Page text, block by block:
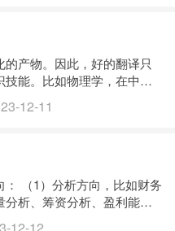
产物。因此，好的翻译只
能。比如物理学，在中国
大学毕业水平，也只能翻
的资料，硕士/博士级别
12-11
（1）分析方向，比如财务
析、筹资分析、盈利能力
会计，这是比较好写的，比